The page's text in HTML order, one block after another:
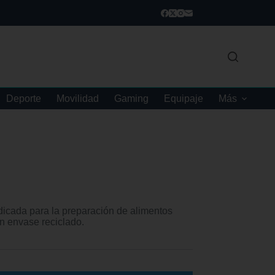
Deporte Movilidad Gaming Equipaje Más
para la preparación de alimentos
envase reciclado.